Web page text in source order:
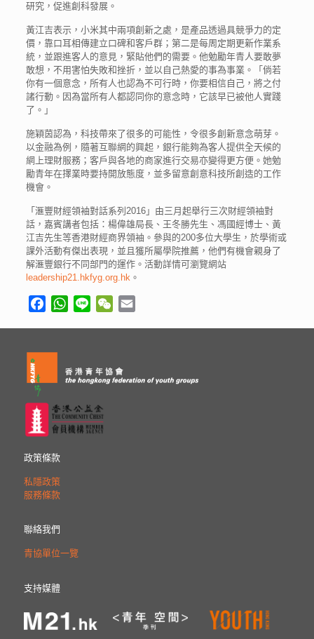
研究，促進創科發展。
黃江吉表示，小米其中兩項創新之處，是產品透過具競爭力的定
價，靠口耳相傳建立口碑和客戶群；第二是每周定期更新作業系
統，並跟進客人的意見，緊貼他們的需要。他勉勵年青人要敢夢
敢想，不用害怕失敗和挫折，並以自己熱愛的事為事業。「倘若
你有一個意念，所有人也認為不可行時，你要相信自己，將之付
諸行動。因為當所有人都認同你的意念時，它該早已被他人實踐
了。」
施穎茵認為，科技帶來了很多的可能性，令很多創新意念萌芽。
以金融為例，隨著互聯網的興起，銀行能夠為客人提供全天候的
網上理財服務；客戶與各地的商家進行交易亦變得更方便。她勉
勵青年在擇業時要持開放態度，並多留意創意科技所創造的工作
機會。
「滙豐財經領袖對話系列2016」由三月起舉行三次財經領袖對
話，嘉賓講者包括：楊偉雄局長、王冬勝先生、馮國經博士、黃
江吉先生等香港財經商界領袖。參與的200多位大學生，於學術或
課外活動有傑出表現，並且獲所屬學院推薦，他們有機會親身了
解滙豐銀行不同部門的運作。活動詳情可瀏覽網站
leadership21.hkfyg.org.hk 。
FacebookWhatsApp
Line WeChat
政策條款
私隱政策
服務條款
聯絡我們
青協單位一覽
支持媒體